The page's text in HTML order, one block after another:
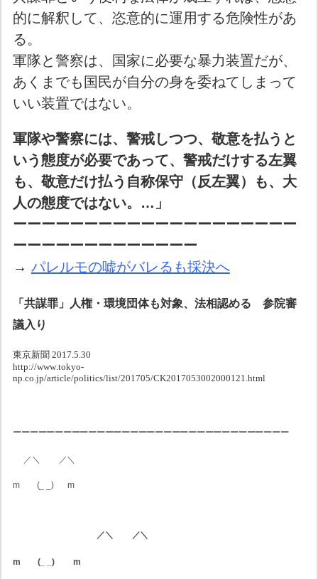
的に解釈して、恣意的に運用する危険性があ
る。
軍隊と警察は、国家に必要な暴力装置だが、
あくまでも国民が自分の身を委ねてしまって
いい装置ではない。
軍隊や警察には、警戒しつつ、敬意を払うと
いう態度が必要であって、警戒だけする左翼
も、敬意だけ払う 自称保守（反左翼）も、大
人の態度ではない。…」
ーーーーーーーーーーーーーーーーーーーー
ーーーーーーーーーーーーー
→ パレルモの嘘がバレるも採決へ
「共謀罪」人権・環境団体も対象、法相認める 参院審
議入り
東京新聞 2017.5.30
http://www.tokyo-
np.co.jp/article/politics/list/201705/CK2017053002000121.html
ーーーーーーーーーーーーーーーーーーーーーーーーーーーーーーーーー
／＼　　 ／＼
m　　(_ _) 　  m
／＼　　 ／＼
m　　(_ _) 　　m